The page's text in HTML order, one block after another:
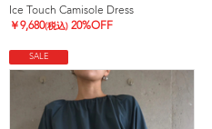
Ice Touch Camisole Dress
￥9,680(税込) 20%OFF
SALE